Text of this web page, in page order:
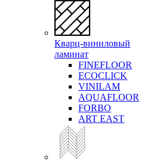
Кварц-виниловый
ламинат
FINEFLOOR
ECOCLICK
VINILAM
AQUAFLOOR
FORBO
ART EAST